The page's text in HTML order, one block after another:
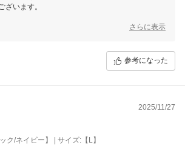
ざいます。
意見やご感想は、私どもにとって大変貴重な財産
必要なお客様へは、別途メールにてご対応させて
ざいますので、どうぞご自愛くださいませ。
お待ち申し上げております。
さらに表示
参考になった
2025/11/27
ク/ネイビー】 | サイズ:【L】